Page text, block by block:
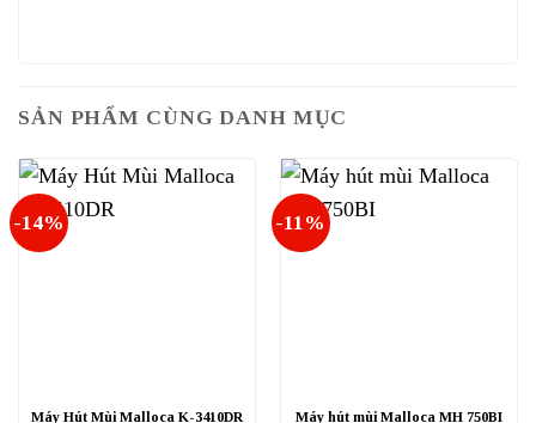
SẢN PHẨM CÙNG DANH MỤC
-14%
Máy Hút Mùi Malloca K-3410DR
-11%
Máy hút mùi Malloca MH 750BI